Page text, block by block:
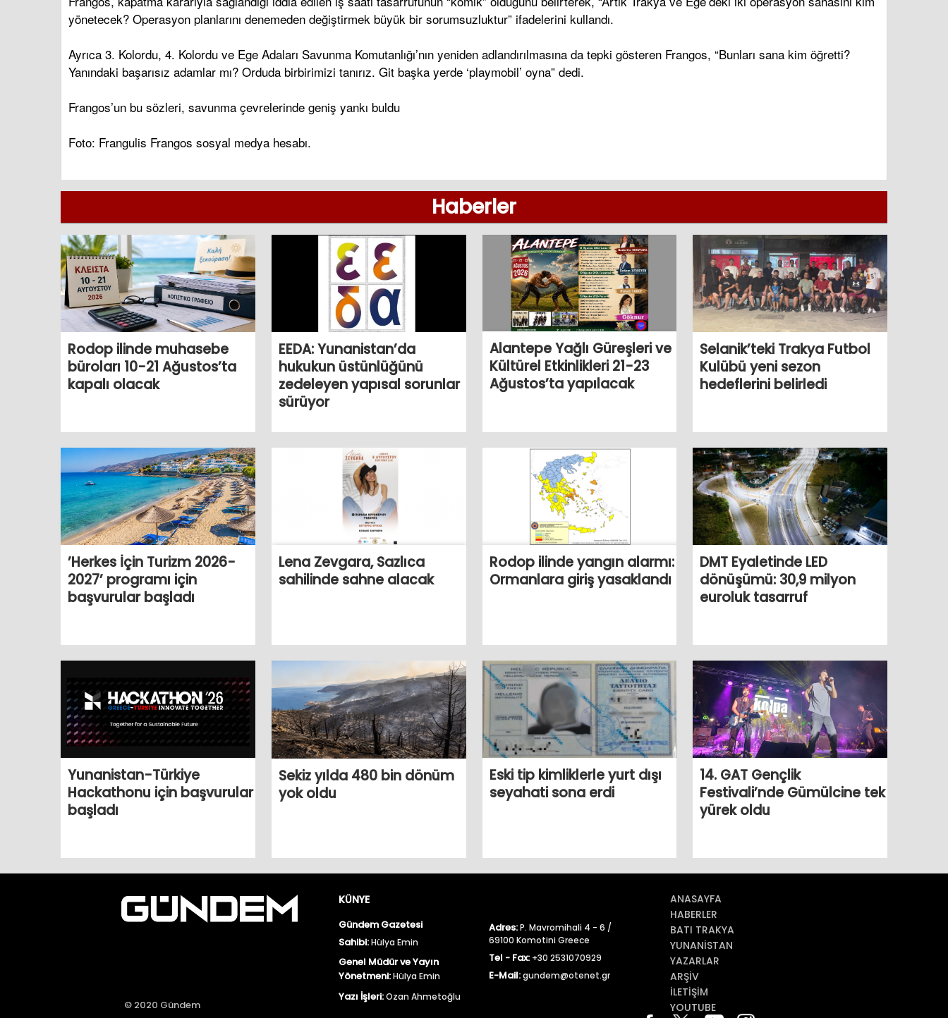
yönetecek? Operasyon planlarını denemeden değiştirmek büyük bir sorumsuzluktur” ifadelerini kullandı.
Ayrıca 3. Kolordu, 4. Kolordu ve Ege Adaları Savunma Komutanlığı’nın yeniden adlandırılmasına da tepki gösteren Frangos, “Bunları sana kim öğretti?
Yanındaki başarısız adamlar mı? Orduda birbirimizi tanırız. Git başka yerde ‘playmobil’ oyna” dedi.
Frangos’un bu sözleri, savunma çevrelerinde geniş yankı buldu
Foto: Frangulis Frangos sosyal medya hesabı.
Haberler
Rodop ilinde muhasebe
büroları 10-21 Ağustos’ta
kapalı olacak
EEDA: Yunanistan’da
hukukun üstünlüğünü
zedeleyen yapısal sorunlar
sürüyor
Alantepe Yağlı Güreşleri ve
Kültürel Etkinlikleri 21-23
Ağustos’ta yapılacak
Selanik’teki Trakya Futbol
Kulübü yeni sezon
hedeflerini belirledi
’Herkes İçin Turizm 2026-
2027’ programı için
başvurular başladı
Lena Zevgara, Sazlıca
sahilinde sahne alacak
Rodop ilinde yangın alarmı:
Ormanlara giriş yasaklandı
DMT Eyaletinde LED
dönüşümü: 30,9 milyon
euroluk tasarruf
Yunanistan-Türkiye
Hackathonu için başvurular
başladı
Sekiz yılda 480 bin dönüm
yok oldu
Eski tip kimliklerle yurt dışı
seyahati sona erdi
14. GAT Gençlik
Festivali’nde Gümülcine tek
yürek oldu
© 2020 Gündem
KÜNYE
Gündem Gazetesi
Sahibi:Hülya Emin
Genel Müdür ve Yayın
Yönetmeni:Hülya Emin
Yazı İşleri:Ozan Ahmetoğlu
Adres:P. Mavromihali 4 - 6 /
69100 Komotini Greece
Tel - Fax: +30 2531070929
E-Mail:gundem@otenet.gr
ANASAYFA
HABERLER
BATI TRAKYA
YUNANİSTAN
YAZARLAR
ARŞİV
İLETİŞİM
YOUTUBE